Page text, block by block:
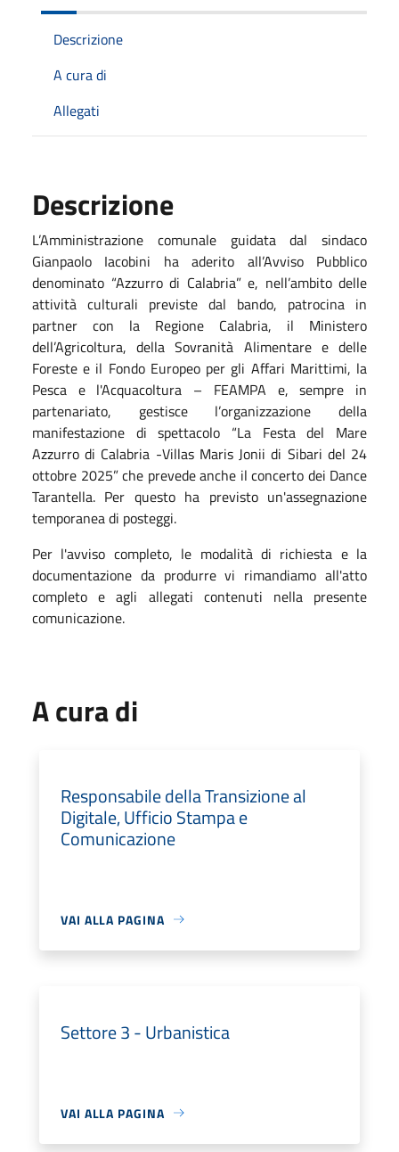
Descrizione
A cura di
Allegati
Descrizione
L’Amministrazione comunale guidata dal sindaco
Gianpaolo Iacobini ha aderito all’Avviso Pubblico
denominato “Azzurro di Calabria” e, nell’ambito delle
attività culturali previste dal bando, patrocina in
partner con la Regione Calabria, il Ministero
dell’Agricoltura, della Sovranità Alimentare e delle
Foreste e il Fondo Europeo per gli Affari Marittimi, la
Pesca e l'Acquacoltura – FEAMPA e, sempre in
partenariato, gestisce l’organizzazione della
manifestazione di spettacolo “La Festa del Mare
Azzurro di Calabria -Villas Maris Jonii di Sibari del 24
ottobre 2025” che prevede anche il concerto dei Dance
Tarantella. Per questo ha previsto un'assegnazione
temporanea di posteggi.
Per l'avviso completo, le modalità di richiesta e la
documentazione da produrre vi rimandiamo all'atto
completo e agli allegati contenuti nella presente
comunicazione.
A cura di
Responsabile della Transizione al
Digitale, Ufficio Stampa e
Comunicazione
VAI ALLA PAGINA
Settore 3 - Urbanistica
VAI ALLA PAGINA